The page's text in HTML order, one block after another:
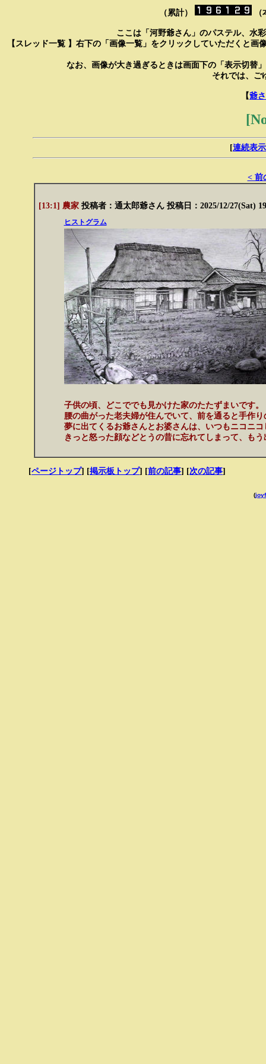
（累計） （
ここは「河野爺さん」のパステル、水
【スレッド一覧 】右下の「画像一覧」をクリックしていただくと
なお、画像が大き過ぎるときは画面下の「表示切替
それでは、ご
【爺
[連続表示
< 前
[13:1] 農家投稿者： 通太郎爺さん投稿日：2025/12/27(Sat)
ヒストグラム
子供の頃、どこででも見かけた家のたたずまいです。
腰の曲がった老夫婦が住んでいて、前を通ると手作
夢に出てくるお爺さんとお婆さんは、いつもニコニコ
きっと怒った顔などとうの昔に忘れてしまって、も
[ページトップ] [掲示板トップ] [前の記事] [次の記事]
(